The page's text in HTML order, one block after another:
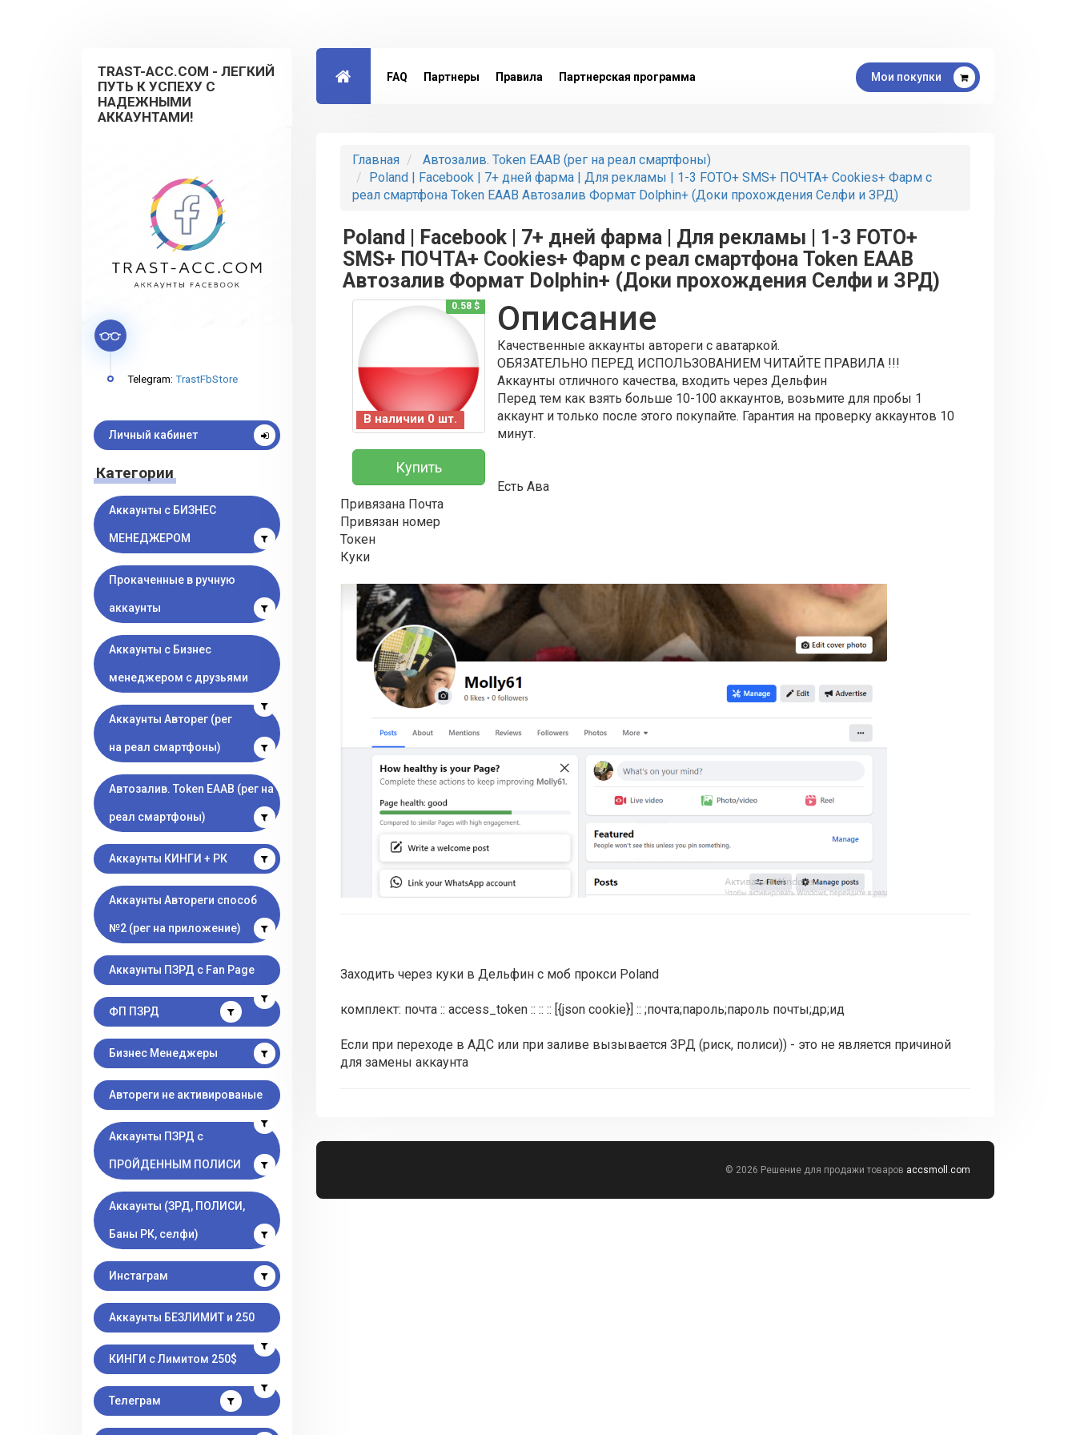
TRAST-ACC.COM - ЛЕГКИЙ
ПУТЬ К УСПЕХУ С
НАДЕЖНЫМИ
АККАУНТАМИ!
Telegram: TrastFbStore
Личный кабинет
Категории
Аккаунты с БИЗНЕС
МЕНЕДЖЕРОМ
Прокаченные в ручную
аккаунты
Аккаунты с Бизнес
менеджером с друзьями
Аккаунты Авторег (рег
на реал смартфоны)
Автозалив. Token EAAB (рег на
реал смартфоны)
Аккаунты КИНГИ + РК
Аккаунты Автореги способ
№2 (рег на приложение)
Аккаунты ПЗРД с Fan Page
ФП ПЗРД
Бизнес Менеджеры
Автореги не активированые
Аккаунты ПЗРД с
ПРОЙДЕННЫМ ПОЛИСИ
Аккаунты (ЗРД, ПОЛИСИ,
Баны РК, селфи)
Инстаграм
Аккаунты БЕЗЛИМИТ и 250
КИНГИ с Лимитом 250$
Телеграм
FAQ Партнеры Правила Партнерская программа Мои покупки
Главная
Автозалив. Token EAAB (рег на реал смартфоны)
Poland | Facebook | 7+ дней фарма | Для рекламы | 1-3 FOTO+ SMS+ ПОЧТА+ Cookies+ Фарм с
реал смартфона Token EAAB Автозалив Формат Dolphin+ (Доки прохождения Селфи и ЗРД)
Poland | Facebook | 7+ дней фарма | Для рекламы | 1-3 FOTO+
SMS+ ПОЧТА+ Cookies+ Фарм с реал смартфона Token EAAB
Автозалив Формат Dolphin+ (Доки прохождения Селфи и ЗРД)
В наличии 0 шт.
0.58 $
Купить
Описание
Качественные аккаунты автореги с аватаркой.
ОБЯЗАТЕЛЬНО ПЕРЕД ИСПОЛЬЗОВАНИЕМ ЧИТАЙТЕ ПРАВИЛА !!!
Аккаунты отличного качества, входить через Дельфин
Перед тем как взять больше 10-100 аккаунтов, возьмите для пробы 1
аккаунт и только после этого покупайте. Гарантия на проверку аккаунтов 10
минут.
Есть Ава
Привязана Почта
Привязан номер
Токен
Куки
Заходить через куки в Дельфин с моб прокси Poland
комплект: почта :: access_token :: :: :: [{json cookie}] :: ;почта;пароль;пароль почты;др;ид
Если при переходе в АДС или при заливе вызывается ЗРД (риск, полиси)) - это не является причиной
для замены аккаунта
© 2026 Решение для продажи товаров accsmoll.com
Всего позиций в корзине
Всего товара в корзине
(шт)
Сумма к оплате (без скидок)